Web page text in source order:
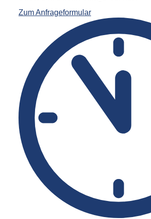
Zum Anfrageformular